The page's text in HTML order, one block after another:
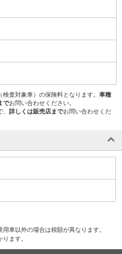
査対象車）の保険料となります。 車種
でお問い合わせください。
詳しくは販売店までお問い合わせくだ
車以外の場合は税額が異なります。
ます。